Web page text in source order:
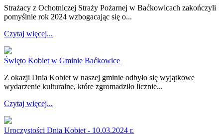
Strażacy z Ochotniczej Straży Pożarnej w Baćkowicach zakończyli
pomyślnie rok 2024 wzbogacając się o...
Czytaj więcej...
Święto Kobiet w Gminie Baćkowice
Z okazji Dnia Kobiet w naszej gminie odbyło się wyjątkowe
wydarzenie kulturalne, które zgromadziło licznie...
Czytaj więcej...
Uroczystości Dnia Kobiet - 10.03.2024 r.